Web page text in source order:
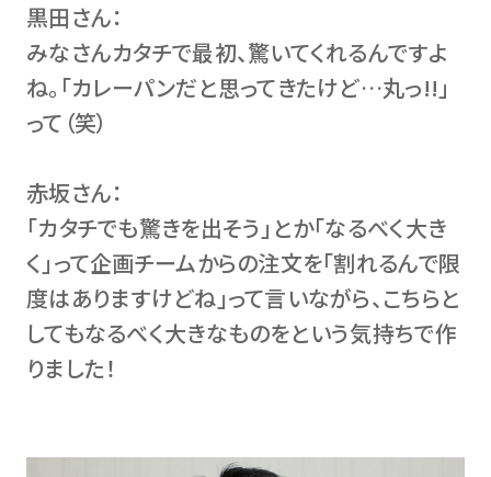
黒田さん：
みなさんカタチで最初、驚いてくれるんですよ
ね。「カレーパンだと思ってきたけど…丸っ!!」
って（笑）
赤坂さん：
「カタチでも驚きを出そう」とか「なるべく大き
く」って企画チームからの注文を「割れるんで限
度はありますけどね」って言いながら、こちらと
してもなるべく大きなものをという気持ちで作
りました！